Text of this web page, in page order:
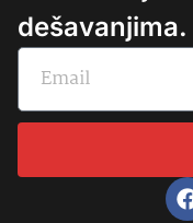
dešavanjima.